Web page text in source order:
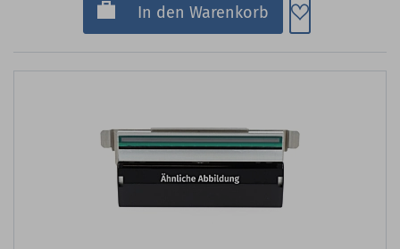
In den Warenkorb Zum